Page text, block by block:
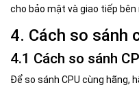
cho bảo mật và giao tiếp bên
4. Cách so sánh
4.1 Cách so sánh
Để so sánh CPU cùng hãng,